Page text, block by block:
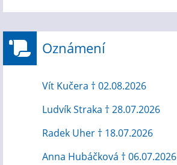
Oznámení
Vít Kučera † 02.08.2026
Ludvík Straka † 28.07.2026
Radek Uher † 18.07.2026
Anna Hubáčková † 06.07.2026